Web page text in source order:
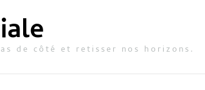
de côté et retisser nos horizons.